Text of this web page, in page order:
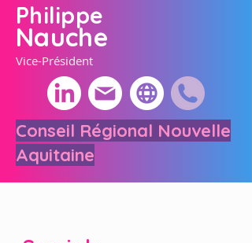
Philippe
Nauche
Vice-Président
Conseil Régional Nouvelle
Aquitaine